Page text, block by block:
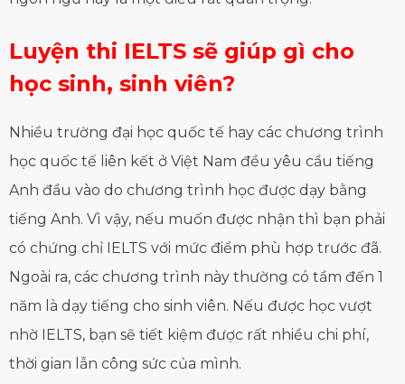
Luyện thi IELTS sẽ giúp gì cho
học sinh, sinh viên?
Nhiều trường đại học quốc tế hay các chương trình
học quốc tế liên kết ở Việt Nam đều yêu cầu tiếng
Anh đầu vào do chương trình học được dạy bằng
tiếng Anh. Vì vậy, nếu muốn được nhận thì bạn phải
có chứng chỉ IELTS với mức điểm phù hợp trước đã.
Ngoài ra, các chương trình này thường có tầm đến 1
năm là dạy tiếng cho sinh viên. Nếu được học vượt
nhờ IELTS, bạn sẽ tiết kiệm được rất nhiều chi phí,
thời gian lẫn công sức của mình.